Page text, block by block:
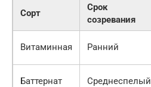
Сорт
Срок
созревания
Витаминная Ранний
Баттернат Среднеспелый